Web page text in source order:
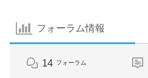
フォーラム情報
14 フォーラム